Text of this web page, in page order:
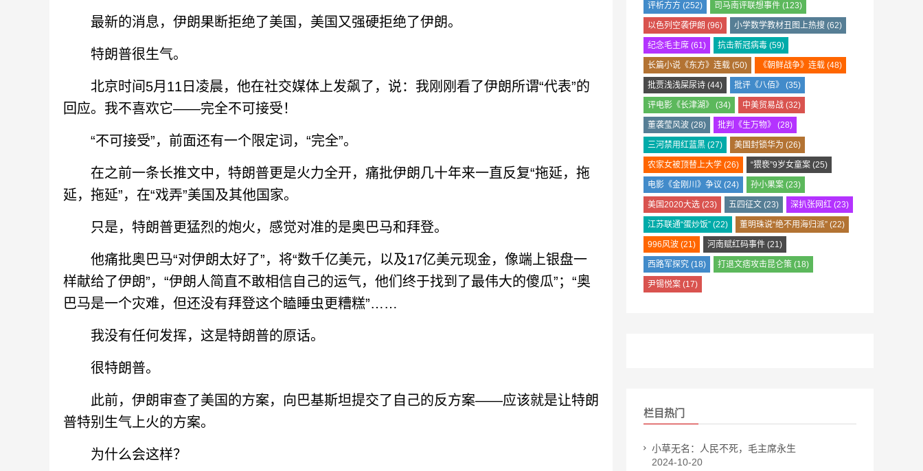
最新的消息，伊朗果断拒绝了美国，美国又强硬拒绝了伊朗。
特朗普很生气。
北京时间5月11日凌晨，他在社交媒体上发飙了，说：我刚刚看了伊朗所谓“代表”的
回应。我不喜欢它——完全不可接受！
“不可接受”，前面还有一个限定词，“完全”。
在之前一条长推文中，特朗普更是火力全开，痛批伊朗几十年来一直反复“拖延，拖
延，拖延”，在“戏弄”美国及其他国家。
只是，特朗普更猛烈的炮火，感觉对准的是奥巴马和拜登。
他痛批奥巴马“对伊朗太好了”，将“数千亿美元，以及17亿美元现金，像端上银盘一
样献给了伊朗”，“伊朗人简直不敢相信自己的运气，他们终于找到了最伟大的傻瓜”；“奥
巴马是一个灾难，但还没有拜登这个瞌睡虫更糟糕”……
我没有任何发挥，这是特朗普的原话。
很特朗普。
此前，伊朗审查了美国的方案，向巴基斯坦提交了自己的反方案——应该就是让特朗
普特别生气上火的方案。
为什么会这样？
评析方方 (252) 司马南评联想事件 (123)
以色列空袭伊朗 (96) 小学数学教材丑图上热搜 (62)
纪念毛主席 (61) 抗击新冠病毒 (59)
长篇小说《东方》连载 (50) 《朝鲜战争》连载 (48)
批贾浅浅屎尿诗 (44) 批评《八佰》 (35)
评电影《长津湖》 (34) 中美贸易战 (32)
董袭莹风波 (28) 批判《生万物》 (28)
三河禁用红蓝黑 (27) 美国封锁华为 (26)
农家女被顶替上大学 (26) “猥亵”9岁女童案 (25)
电影《金刚川》争议 (24) 孙小果案 (23)
美国2020大选 (23) 五四征文 (23) 深扒张网红 (23)
江苏联通“蛋炒饭” (22) 董明珠说“绝不用海归派” (22)
996风波 (21) 河南赋红码事件 (21)
西路军探究 (18) 打退文痞攻击昆仑策 (18)
尹锡悦案 (17)
栏目热门
小草无名：人民不死，毛主席永生
2024-10-20